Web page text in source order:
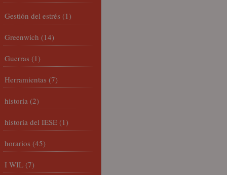
Gestión del estrés (1)
Greenwich (14)
Guerras (1)
Herramientas (7)
historia (2)
historia del IESE (1)
horarios (45)
I WIL (7)